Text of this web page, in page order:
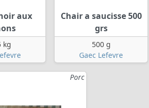
aux
kg
Chair a saucisse 500
grs
500 g
Gaec Lefevre
Porc